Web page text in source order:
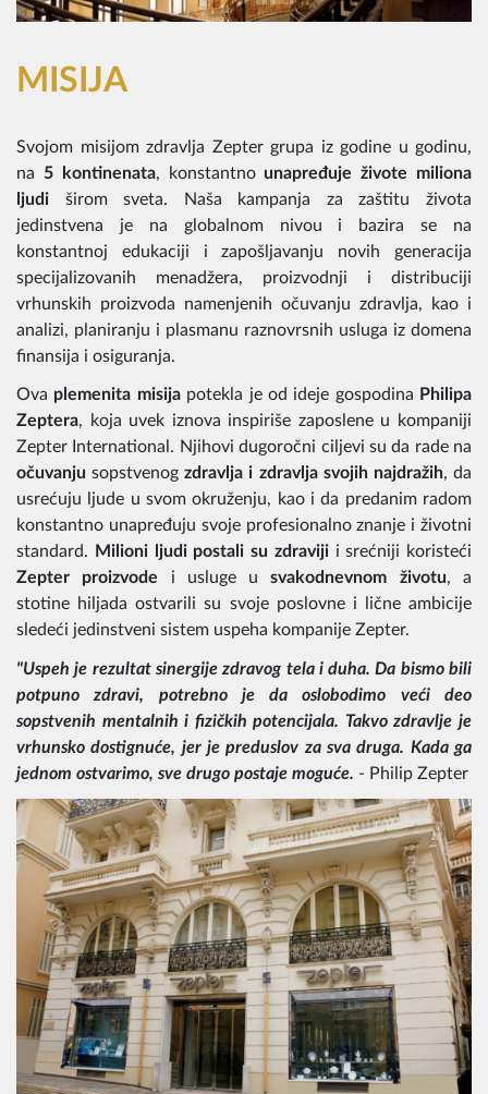
MISIJA
Svojom misijom zdravlja Zepter grupa iz godine u godinu,
na 5 kontinenata, konstantnounapređuje živote miliona
ljudi širom sveta. Naša kampanja za zaštitu života
jedinstvena je na globalnom nivou i bazira se na
konstantnoj edukaciji i zapošljavanju novih generacija
specijalizovanih menadžera, proizvodnji i distribuciji
vrhunskih proizvoda namenjenih očuvanju zdravlja, kao i
analizi, planiranju i plasmanu raznovrsnih usluga iz domena
finansija i osiguranja.
Ova plemenita misijapotekla je od ideje gospodina Philipa
Zeptera, koja uvek iznova inspiriše zaposlene u kompaniji
Zepter International. Njihovi dugoročni ciljevi su da rade na
očuvanju sopstvenogzdravlja i zdravlja svojih najdražih, da
usrećuju ljude u svom okruženju, kao i da predanim radom
konstantno unapređuju svoje profesionalno znanje i životni
standard.
Milioni ljudi postali su zdravijii srećniji koristeći
Zepter proizvode i usluge usvakodnevnom životu, a
stotine hiljada ostvarili su svoje poslovne i lične ambicije
sledeći jedinstveni sistem uspeha kompanije Zepter.
"Uspeh je rezultat sinergije zdravog tela i duha. Da bismo bili
potpuno zdravi, potrebno je da oslobodimo veći deo
sopstvenih mentalnih i fizičkih potencijala. Takvo zdravlje je
vrhunsko dostignuće, jer je preduslov za sva druga. Kada ga
jednom ostvarimo, sve drugo postaje moguće. - Philip Zepter